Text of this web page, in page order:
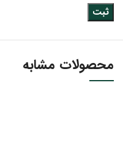
محصولات مشابه